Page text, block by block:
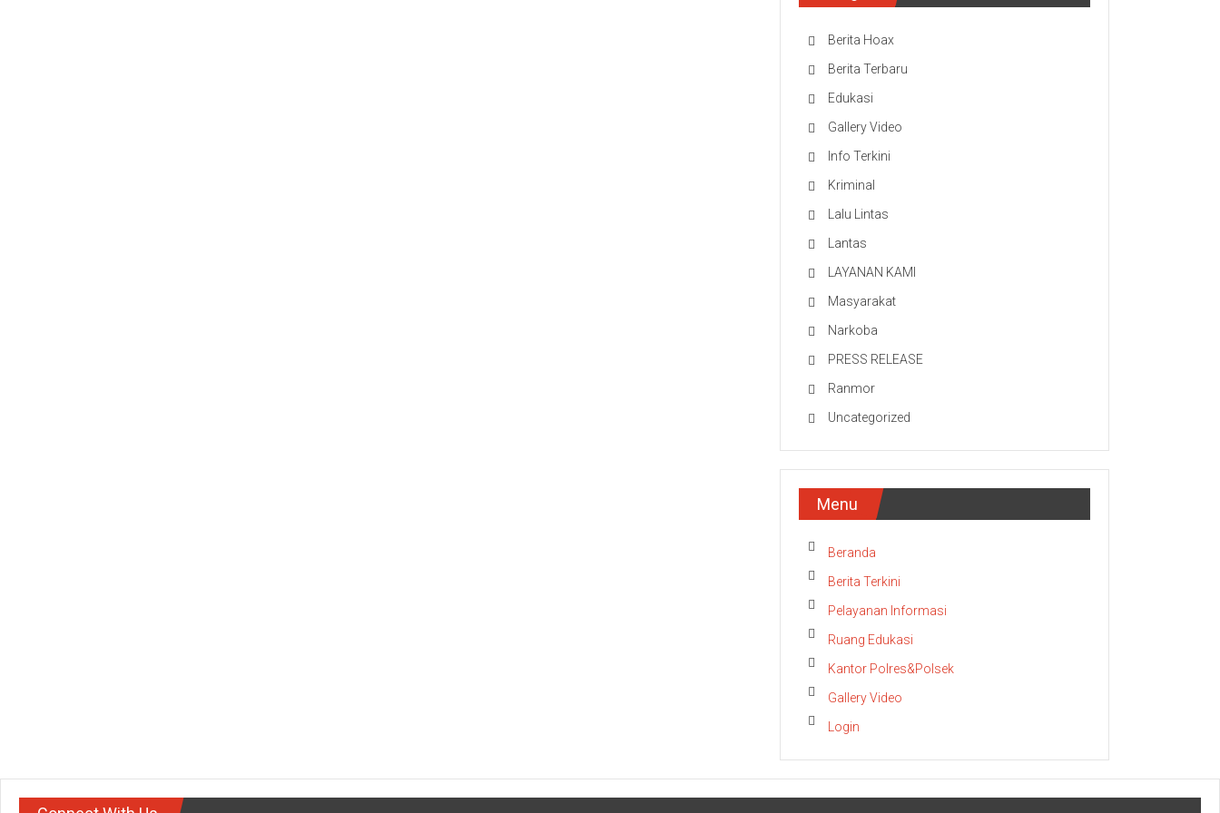
Berita Hoax
Berita Terbaru
Edukasi
Gallery Video
Info Terkini
Kriminal
Lalu Lintas
Lantas
LAYANAN KAMI
Masyarakat
Narkoba
PRESS RELEASE
Ranmor
Uncategorized
Menu
Beranda
Berita Terkini
Pelayanan Informasi
Ruang Edukasi
Kantor Polres&Polsek
Gallery Video
Login